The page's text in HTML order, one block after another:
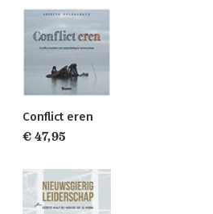
Conflict eren
€ 47,95